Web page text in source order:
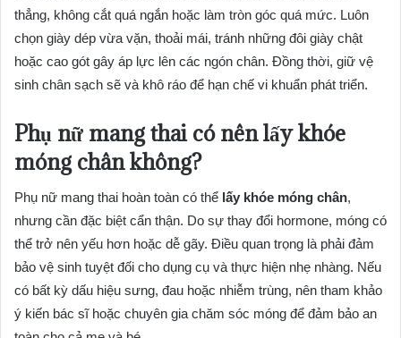
thẳng, không cắt quá ngắn hoặc làm tròn góc quá mức. Luôn
chọn giày dép vừa vặn, thoải mái, tránh những đôi giày chật
hoặc cao gót gây áp lực lên các ngón chân. Đồng thời, giữ vệ
sinh chân sạch sẽ và khô ráo để hạn chế vi khuẩn phát triển.
Phụ nữ mang thai có nên lấy khóe
móng chân không?
Phụ nữ mang thai hoàn toàn có thể lấy khóe móng chân,
nhưng cần đặc biệt cẩn thận. Do sự thay đổi hormone, móng có
thể trở nên yếu hơn hoặc dễ gãy. Điều quan trọng là phải đảm
bảo vệ sinh tuyệt đối cho dụng cụ và thực hiện nhẹ nhàng. Nếu
có bất kỳ dấu hiệu sưng, đau hoặc nhiễm trùng, nên tham khảo
ý kiến bác sĩ hoặc chuyên gia chăm sóc móng để đảm bảo an